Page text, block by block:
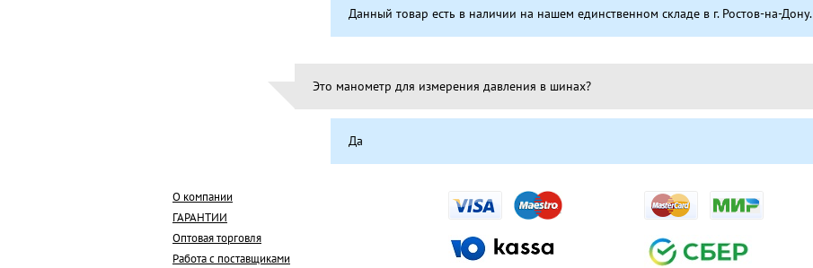
Данный товар есть в наличии на нашем единственном складе в г. Ростов-на-Дону.
Это манометр для измерения давления в шинах?
Да
О компании
ГАРАНТИИ
Оптовая торговля
Работа с поставщиками